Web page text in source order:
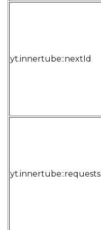
yt.innertube::nextId
yt.innertube::requests